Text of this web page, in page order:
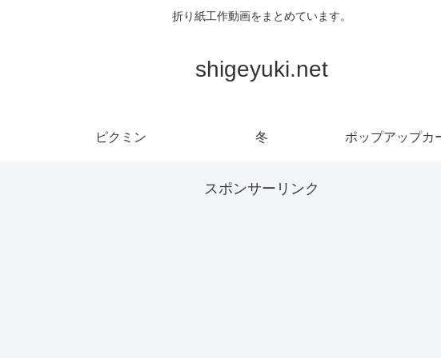
折り紙工作動画をまとめています。
shigeyuki.net
ピクミン 冬 ポップアップカ
スポンサーリンク